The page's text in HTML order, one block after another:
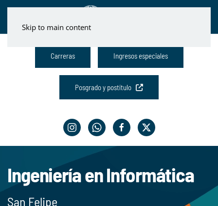
Skip to main content
Carreras Ingresos especiales
Posgrado y postítulo
Ingeniería en Informática
San Felipe